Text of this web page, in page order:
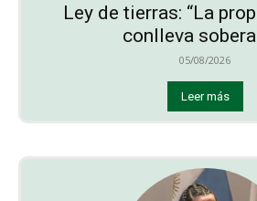
Ley de tierras: “La
conlleva
05/08/2026
Leer más